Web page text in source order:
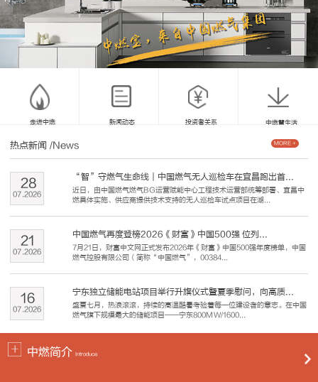
走进中燃 新闻动态 投资者关系 中燃慧生活
热点新闻 /News
“智”守燃气生命线｜中国燃气无人巡检车在宜昌跑出首...
近日，由中国燃气燃气BG运营赋能中心工程技术运营部统筹部署、宜昌中
燃具体实施、供应商提供技术支持的无人巡检车试点项目在湖...
07.2026
28
中国燃气再度登榜2026《财富》中国500强 位列...
7月21日，财富中文网正式发布2026年《财富》中国500强年度榜单，中国
燃气控股有限公司（简称“中国燃气”，00384...
07.2026
21
宁东独立储能电站项目举行升旗仪式暨夏季慰问，向高质...
盛夏七月，热浪滚滚，持续的高温酷暑考验着每一位建设者的意志。在中国
燃气旗下规模最大的储能项目——宁东800MW/1600...
07.2026
16
MORE +
中燃简介 Introduce